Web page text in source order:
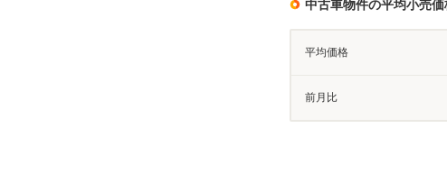
中古車物件の平均小売
平均価格
前月比